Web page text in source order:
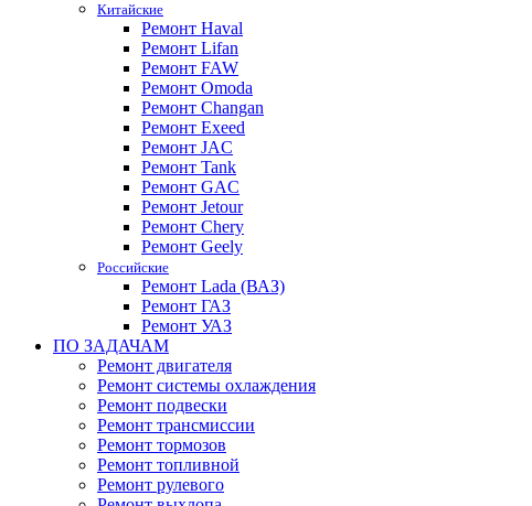
Китайские
Ремонт Haval
Ремонт Lifan
Ремонт FAW
Ремонт Omoda
Ремонт Changan
Ремонт Exeed
Ремонт JAC
Ремонт Tank
Ремонт GAC
Ремонт Jetour
Ремонт Chery
Ремонт Geely
Российские
Ремонт Lada (ВАЗ)
Ремонт ГАЗ
Ремонт УАЗ
ПО ЗАДАЧАМ
Ремонт двигателя
Ремонт системы охлаждения
Ремонт подвески
Ремонт трансмиссии
Ремонт тормозов
Ремонт топливной
Ремонт рулевого